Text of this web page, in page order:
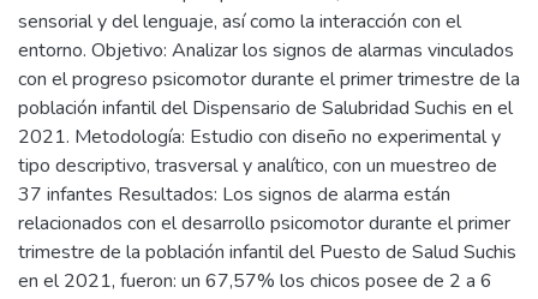
sensorial y del lenguaje, así como la interacción con el
entorno. Objetivo: Analizar los signos de alarmas vinculados
con el progreso psicomotor durante el primer trimestre de la
población infantil del Dispensario de Salubridad Suchis en el
2021. Metodología: Estudio con diseño no experimental y
tipo descriptivo, trasversal y analítico, con un muestreo de
37 infantes Resultados: Los signos de alarma están
relacionados con el desarrollo psicomotor durante el primer
trimestre de la población infantil del Puesto de Salud Suchis
en el 2021, fueron: un 67,57% los chicos posee de 2 a 6